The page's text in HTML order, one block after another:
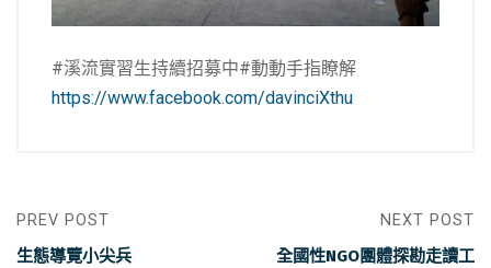
#溪流實習生持續招募中#動動手指瞭解
https://www.facebook.com/davinciXthu
PREV POST
生態導覽小尖兵
NEXT POST
全國性NGO團體探勘走讀工